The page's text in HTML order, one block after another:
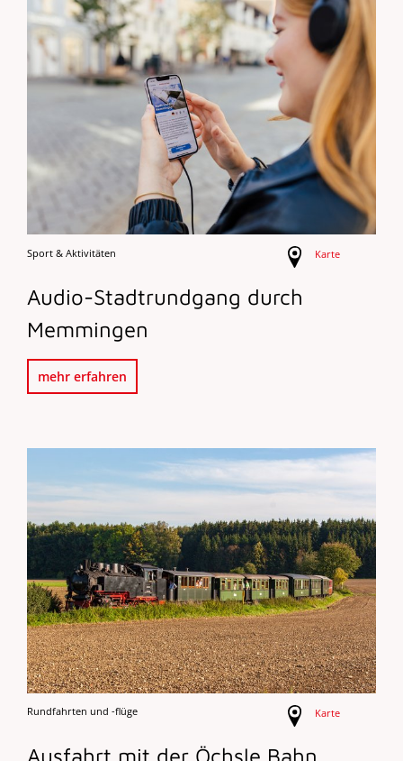
Sport & Aktivitäten Karte
Audio-Stadtrundgang durch
Memmingen
mehr erfahren
Rundfahrten und -flüge Karte
Ausfahrt mit der Öchsle Bahn